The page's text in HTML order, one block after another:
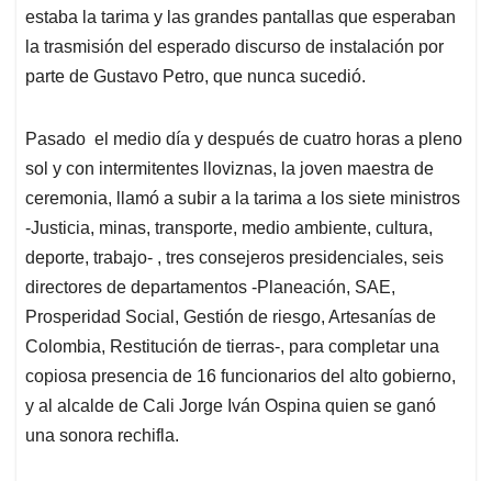
estaba la tarima y las grandes pantallas que esperaban
la trasmisión del esperado discurso de instalación por
parte de Gustavo Petro, que nunca sucedió.
Pasado el medio día y después de cuatro horas a pleno
sol y con intermitentes lloviznas, la joven maestra de
ceremonia, llamó a subir a la tarima a los siete ministros
-Justicia, minas, transporte, medio ambiente, cultura,
deporte, trabajo- , tres consejeros presidenciales, seis
directores de departamentos -Planeación, SAE,
Prosperidad Social, Gestión de riesgo, Artesanías de
Colombia, Restitución de tierras-, para completar una
copiosa presencia de 16 funcionarios del alto gobierno,
y al alcalde de Cali Jorge Iván Ospina quien se ganó
una sonora rechifla.